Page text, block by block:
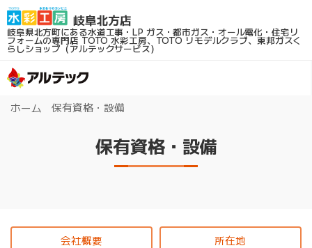
岐阜県北方町にある水道工事・LP ガス・都市ガス・オール電化・住宅リ
フォームの専門店TOTO 水彩工房、TOTO リモデルクラブ、東邦ガスく
らしショップ（アルテックサービス）
ホーム 保有資格・設備
保有資格・設備
会社概要 所在地